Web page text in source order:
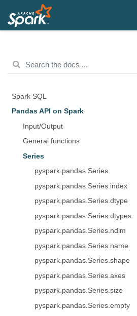
Spark SQL
Pandas API on Spark
Input/Output
General functions
Series
pyspark.pandas.Series
pyspark.pandas.Series.index
pyspark.pandas.Series.dtype
pyspark.pandas.Series.dtypes
pyspark.pandas.Series.ndim
pyspark.pandas.Series.name
pyspark.pandas.Series.shape
pyspark.pandas.Series.axes
pyspark.pandas.Series.size
pyspark.pandas.Series.empty